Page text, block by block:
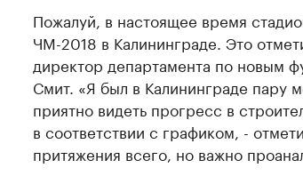
Пожалуй, в настоящее время
ЧМ-2018 в Калининграде. Это
директор департамента по новым
Смит. «Я был в Калининграде пару
приятно видеть прогресс в
в соответствии с графиком, -
притяжения всего, но важно